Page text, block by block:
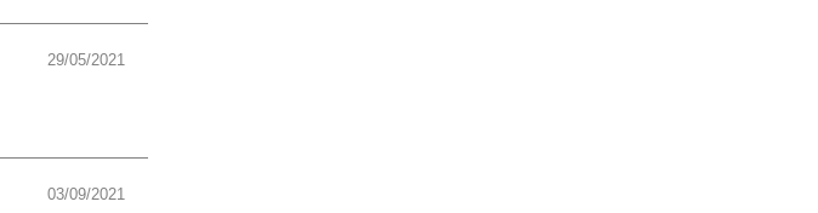
29/05/2021
03/09/2021